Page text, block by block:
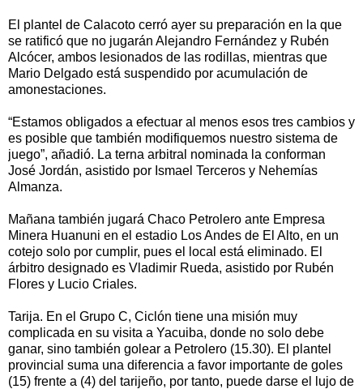
El plantel de Calacoto cerró ayer su preparación en la que
se ratificó que no jugarán Alejandro Fernández y Rubén
Alcócer, ambos lesionados de las rodillas, mientras que
Mario Delgado está suspendido por acumulación de
amonestaciones.
“Estamos obligados a efectuar al menos esos tres cambios y
es posible que también modifiquemos nuestro sistema de
juego”, añadió. La terna arbitral nominada la conforman
José Jordán, asistido por Ismael Terceros y Nehemías
Almanza.
Mañana también jugará Chaco Petrolero ante Empresa
Minera Huanuni en el estadio Los Andes de El Alto, en un
cotejo solo por cumplir, pues el local está eliminado. El
árbitro designado es Vladimir Rueda, asistido por Rubén
Flores y Lucio Criales.
Tarija. En el Grupo C, Ciclón tiene una misión muy
complicada en su visita a Yacuiba, donde no solo debe
ganar, sino también golear a Petrolero (15.30). El plantel
provincial suma una diferencia a favor importante de goles
(15) frente a (4) del tarijeño, por tanto, puede darse el lujo de